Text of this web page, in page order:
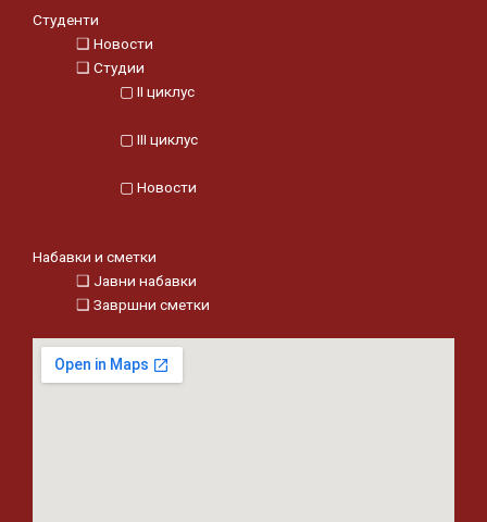
Студенти
❑ Новости
❑ Студии
▢ II циклус
▢ III циклус
▢ Новости
Набавки и сметки
❑ Јавни набавки
❑ Завршни сметки